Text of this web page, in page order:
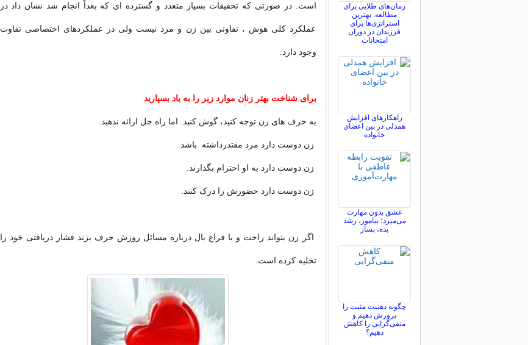
است. در صورتی که تحقیقات بسیار متعدد و گسترده ای که بعداً انجام شد نشان داد در
عملکرد کلی هوش ، تفاوتی بین زن و مرد نیست ولی در عملکردهای اختصاصی تفاوت
وجود دارد.
برای شناخت بهتر زنان موارد زیر را به یاد بسپارید
به حرف های زن توجه کنید، گوش کنید. اما راه حل ارائه ندهید.
زن دوست دارد مرد مقتدرداشته باشد.
زن دوست دارد به او احترام بگذارند.
زن دوست دارد حضورش را درک کنند.
اگر زن بتواند راحت و با فراغ بال درباره مسائل روزش حرف بزند فشار دریافتی خود را
تخلیه کرده است.
زمان‌های طلایی برای
مطالعه: بهترین
استراتژی‌ها برای
فرزندان در دوران
امتحانات
راهکارهای افزایش
همدلی در بین اعضای
خانواده
عشق بدون مهارت
می‌میرد؛ بیاموز، رشد
بده، بساز
چگونه ذهنیت مثبت را
پرورش دهیم و
منفی‌گرایی را کاهش
دهیم؟